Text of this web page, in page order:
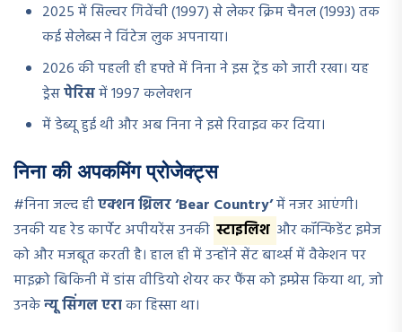
2025 में सिल्वर गिवेंची (1997) से लेकर क्रिम चैनल (1993) तक
कई सेलेब्स ने विंटेज लुक अपनाया।
2026 की पहली ही हफ्ते में निना ने इस ट्रेंड को जारी रखा। यह
ड्रेसपेरिसमें 1997 कलेक्शन
में डेब्यू हुई थी और अब निना ने इसे रिवाइव कर दिया।
निना की अपकमिंग प्रोजेक्ट्स
#निना जल्द हीएक्शन थ्रिलर ‘Bear Country’में नजर आएंगी।
उनकी यह रेड कार्पेट अपीयरेंस उनकी स्टाइलिश और कॉन्फिडेंट इमेज
को और मजबूत करती है। हाल ही में उन्होंने सेंट बार्थ्स में वैकेशन पर
माइक्रो बिकिनी में डांस वीडियो शेयर कर फैंस को इम्प्रेस किया था, जो
उनकेन्यू सिंगल एराका हिस्सा था।